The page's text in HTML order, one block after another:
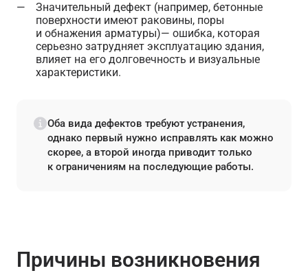
Значительный дефект (например, бетонные
поверхности имеют раковины, поры
и обнажения арматуры)— ошибка, которая
серьезно затрудняет эксплуатацию здания,
влияет на его долговечность и визуальные
характеристики.
Оба вида дефектов требуют устранения,
однако первый нужно исправлять как можно
скорее, а второй иногда приводит только
к ограничениям на последующие работы.
Причины возникновения